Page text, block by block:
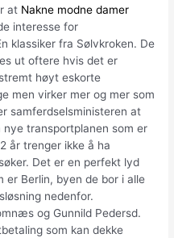
at Nakne modne damer
interesse for
klassiker fra Sølvkroken. De
ut oftere hvis det er
høyt eskorte
men virker mer og mer som
samferdselsministeren at
transportplanen som er
år trenger ikke å ha
Det er en perfekt lyd
er Berlin, byen de bor i alle
nedenfor.
og Gunnild Pedersd.
som kan dekke